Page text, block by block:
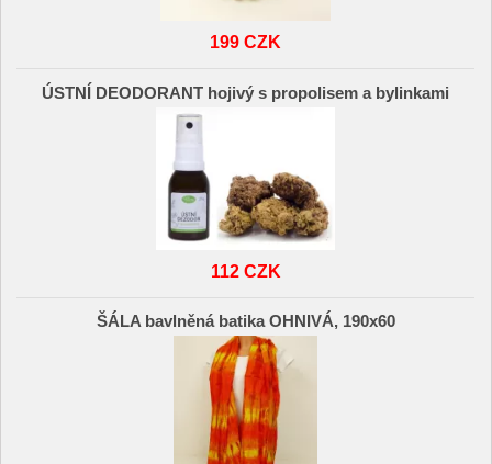
199 CZK
ÚSTNÍ DEODORANT hojivý s propolisem a bylinkami
112 CZK
ŠÁLA bavlněná batika OHNIVÁ, 190x60